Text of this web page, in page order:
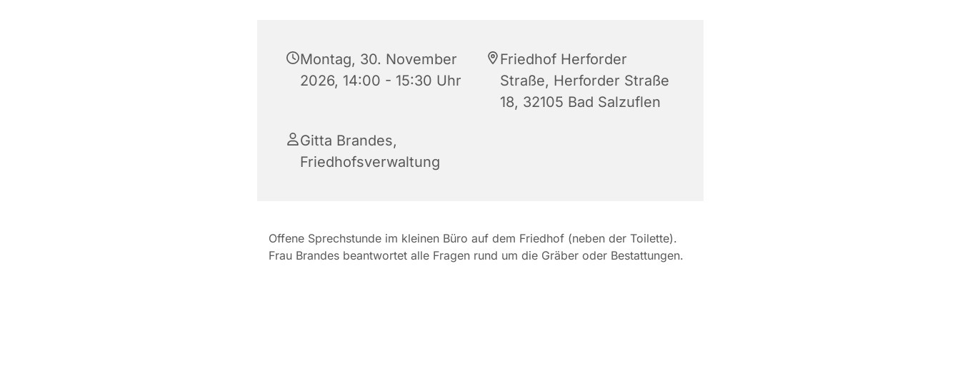
Montag, 30. November
2026, 14:00 - 15:30 Uhr
Friedhof Herforder
Straße, Herforder Straße
18, 32105 Bad Salzuflen
Gitta Brandes,
Friedhofsverwaltung
Offene Sprechstunde im kleinen Büro auf dem Friedhof (neben der Toilette).
Frau Brandes beantwortet alle Fragen rund um die Gräber oder Bestattungen.